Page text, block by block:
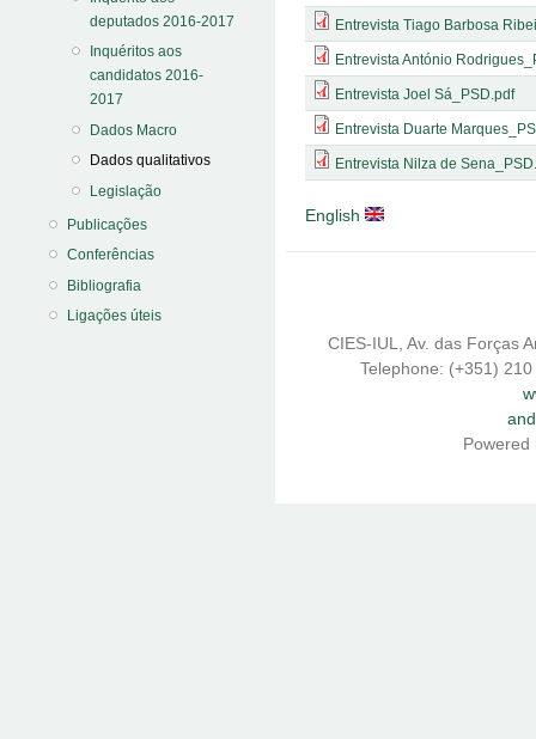
deputados 2016-2017
Inquéritos aos
candidatos 2016-
2017
Dados Macro
Dados qualitativos
Legislação
Publicações
Conferências
Bibliografia
Ligações úteis
Entrevista Tiago Barbosa
Entrevista António
Entrevista Joel Sá_PSD.pdf
Entrevista Duarte
Entrevista Nilza de
English
CIES-IUL, Av. das Forças
Telephone: (+351)